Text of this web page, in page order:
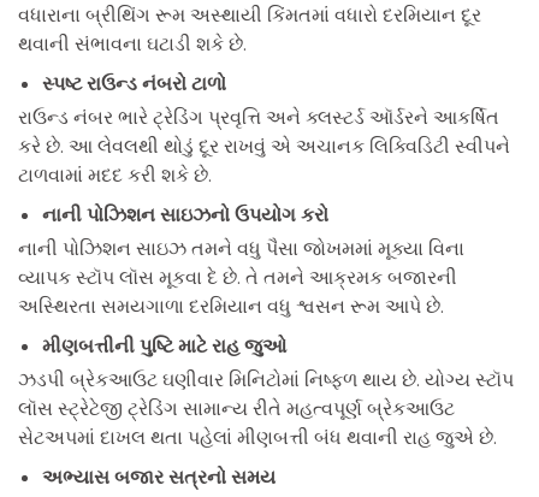
વધારાના બ્રીથિંગ રૂમ અસ્થાયી કિંમતમાં વધારો દરમિયાન દૂર
થવાની સંભાવના ઘટાડી શકે છે.
સ્પષ્ટ રાઉન્ડ નંબરો ટાળો
રાઉન્ડ નંબર ભારે ટ્રેડિંગ પ્રવૃત્તિ અને ક્લસ્ટર્ડ ઑર્ડરને આકર્ષિત
કરે છે. આ લેવલથી થોડું દૂર રાખવું એ અચાનક લિક્વિડિટી સ્વીપને
ટાળવામાં મદદ કરી શકે છે.
નાની પોઝિશન સાઇઝનો ઉપયોગ કરો
નાની પોઝિશન સાઇઝ તમને વધુ પૈસા જોખમમાં મૂક્યા વિના
વ્યાપક સ્ટૉપ લૉસ મૂકવા દે છે. તે તમને આક્રમક બજારની
અસ્થિરતા સમયગાળા દરમિયાન વધુ શ્વસન રૂમ આપે છે.
મીણબત્તીની પુષ્ટિ માટે રાહ જુઓ
ઝડપી બ્રેકઆઉટ ઘણીવાર મિનિટોમાં નિષ્ફળ થાય છે. યોગ્ય સ્ટૉપ
લૉસ સ્ટ્રેટેજી ટ્રેડિંગ સામાન્ય રીતે મહત્વપૂર્ણ બ્રેકઆઉટ
સેટઅપમાં દાખલ થતા પહેલાં મીણબત્તી બંધ થવાની રાહ જુએ છે.
અભ્યાસ બજાર સત્રનો સમય